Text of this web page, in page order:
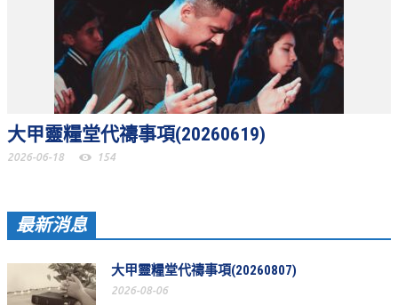
活動影音_2019年
活動影音_2018年
活動影音_2017年
活動影音_2016年
活動影音_2015年
活動影音_2013年
社區愛加倍
愛加倍協會介紹
大甲靈糧堂代禱事項(20260619)
2026-06-18 154
最新消息
大甲靈糧堂代禱事項(20260807)
2026-08-06